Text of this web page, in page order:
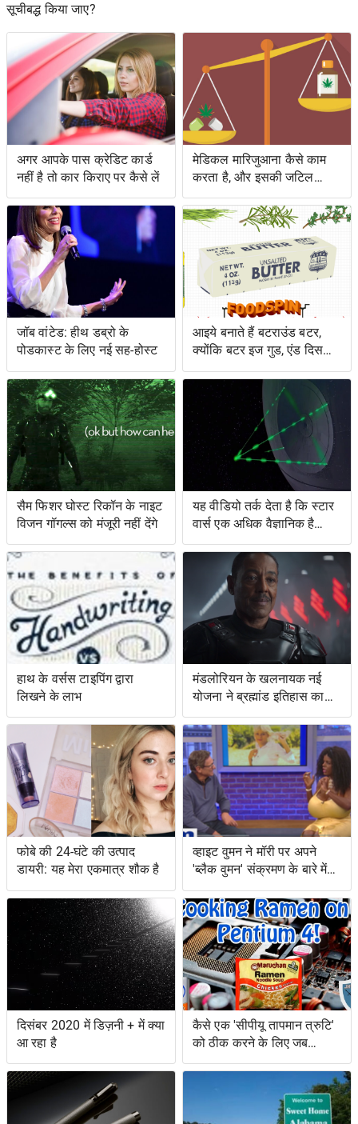
सूचीबद्ध किया जाए?
अगर आपके पास क्रेडिट कार्ड
नहीं है तो कार किराए पर कैसे लें
मेडिकल मारिजुआना कैसे काम
करता है, और इसकी जटिल
कानूनी स्थिति
जॉब वांटेड: हीथ डब्रो के
पोडकास्ट के लिए नई सह-होस्ट
आइये बनाते हैं बटराउंड बटर,
क्योंकि बटर इज गुड, एंड दिस
शिट इज़ इज़ बेटर
सैम फिशर घोस्ट रिकॉन के नाइट
विजन गॉगल्स को मंजूरी नहीं देंगे
यह वीडियो तर्क देता है कि स्टार
वार्स एक अधिक वैज्ञानिक है
जिसकी आप कल्पना करेंगे
हाथ के वर्सस टाइपिंग द्वारा
लिखने के लाभ
मंडलोरियन के खलनायक नई
योजना ने ब्रह्मांड इतिहास का
विस्तार किया है
फोबे की 24-घंटे की उत्पाद
डायरी: यह मेरा एकमात्र शौक है
व्हाइट वुमन ने मॉरी पर अपने
'ब्लैक वुमन' संक्रमण के बारे में
चर्चा की
दिसंबर 2020 में डिज़नी + में क्या
आ रहा है
कैसे एक 'सीपीयू तापमान त्रुटि'
को ठीक करने के लिए जब
आपका कंप्यूटर बहुत गर्म हो जाता